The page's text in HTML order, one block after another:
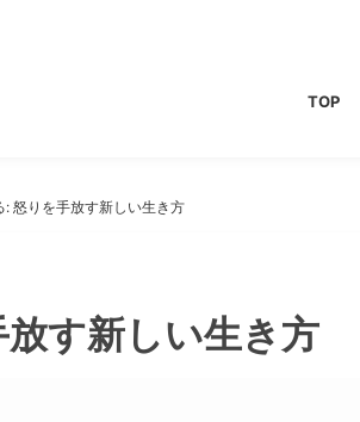
TOP
: 怒りを手放す新しい生き方
す新しい生き方